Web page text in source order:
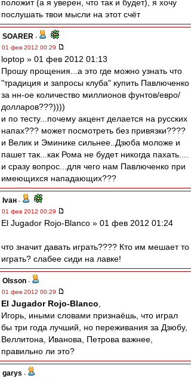
положит (а я уверен, что так и будет), я хочу
послушать твои мысли на этот счёт
SOARER -
01 фев 2012 00:29
loptop » 01 фев 2012 01:13
Прошу прощения...а это где можно узнать что
"традиция и запросы клуба" купить Павлюченко
за нн-ое количество миллионов фунтов/евро/
долларов???))))
и по тесту...почему акцент делается на русских
напах??? может посмотреть без привязки????
и Велик и Эминике сильнее..Дзюба моложе и
пашет так...как Рома не будет никогда пахать....
и сразу вопрос...для чего нам Павлюченко при
имеющихся нападающих???
Ivан -
01 фев 2012 00:29
El Jugador Rojo-Blanco » 01 фев 2012 01:24
что значит давать играть???? Кто им мешает то
играть? слабее сиди на лавке!
Olsson -
01 фев 2012 00:29
El Jugador Rojo-Blanco
Игорь, иными словами признаёшь, что играл
бы три года лучший, но переживания за Дзюбу,
Веллитона, Иванова, Петрова важнее,
правильно ли это?
garys -